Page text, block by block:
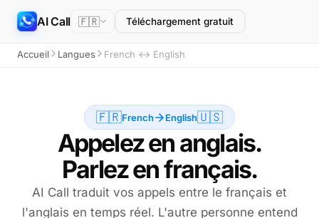
AI Call 🇫🇷 Téléchargement gratuit
Accueil Langues French ↔ English
🇫🇷French English🇺🇸
Appelez en anglais.
Parlez en français.
AI Call traduit vos appels entre le français et
l'anglais en temps réel. L'autre personne entend